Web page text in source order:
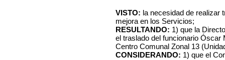
VISTO: la necesidad de realizar
mejora en los Servicios;
RESULTANDO: 1) que la
el traslado del funcionario Óscar
Centro Comunal Zonal 13
CONSIDERANDO: 1) que el